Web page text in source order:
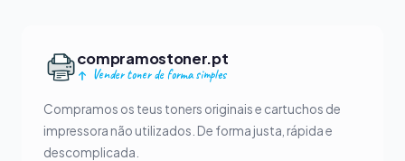
compramostoner.pt
Vender toner de forma simples
Compramos os teus toners originais e cartuchos de
impressora não utilizados. De forma justa, rápida e
descomplicada.